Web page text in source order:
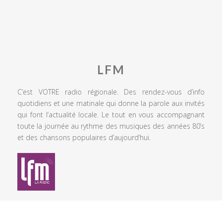
LFM
C’est VOTRE radio régionale. Des rendez-vous d’info
quotidiens et une matinale qui donne la parole aux invités
qui font l’actualité locale. Le tout en vous accompagnant
toute la journée au rythme des musiques des années 80’s
et des chansons populaires d’aujourd’hui.